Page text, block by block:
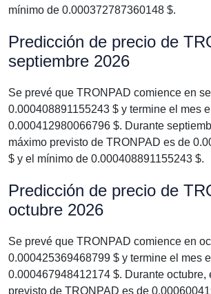
mínimo de 0.000372787360148 $.
Predicción de precio de
septiembre 2026
Se prevé que TRONPAD comience en
0.000408891155243 $ y termine el mes
0.000412980066796 $. Durante
máximo previsto de TRONPAD es de
$ y el mínimo de 0.000408891155243 $.
Predicción de precio de
octubre 2026
Se prevé que TRONPAD comience en
0.000425369468799 $ y termine el mes
0.000467948412174 $. Durante octubre,
previsto de TRONPAD es de